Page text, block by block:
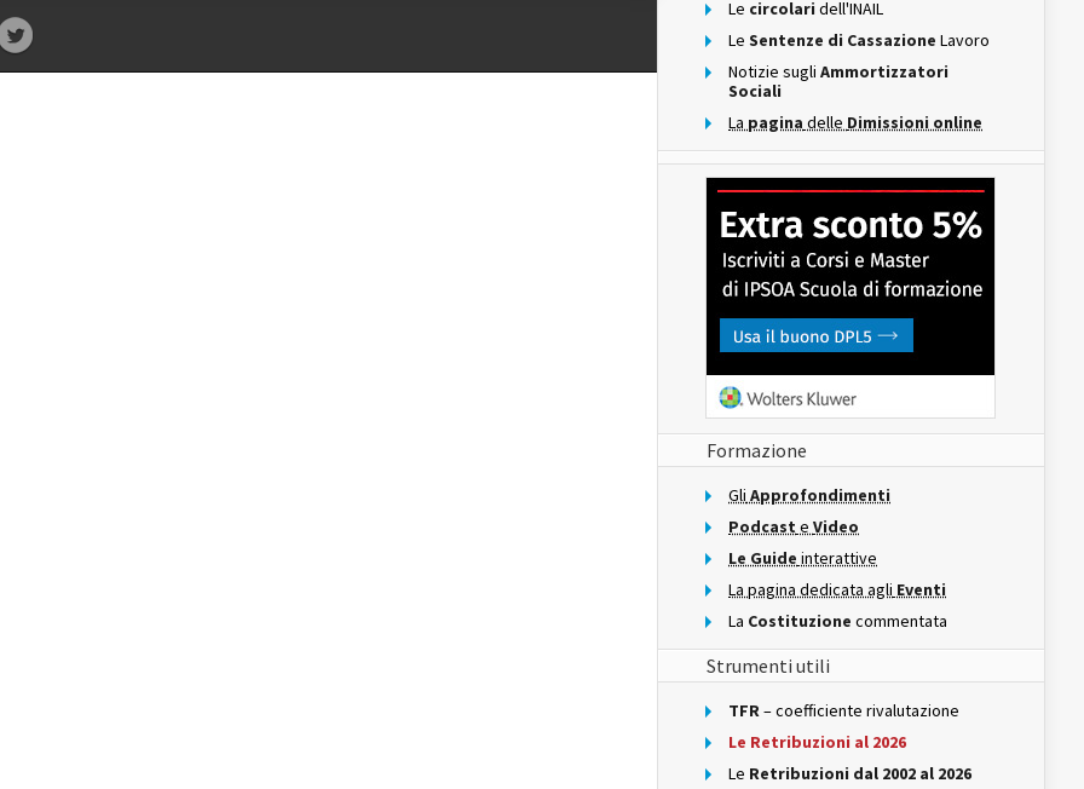
Le circolari dell'INAIL
Le Sentenze di Cassazione Lavoro
Notizie sugli Ammortizzatori
Sociali
La pagina delle Dimissioni online
Formazione
Gli Approfondimenti
Podcast e Video
Le Guide interattive
La pagina dedicata agli Eventi
La Costituzione commentata
Strumenti utili
TFR– coefficiente rivalutazione
Le Retribuzioni al 2026
Le Retribuzioni dal 2002 al 2026